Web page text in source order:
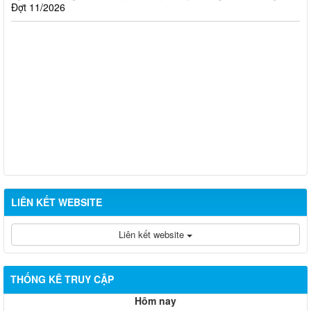
LIÊN KẾT WEBSITE
Liên kết website
THỐNG KÊ TRUY CẬP
Hôm nay